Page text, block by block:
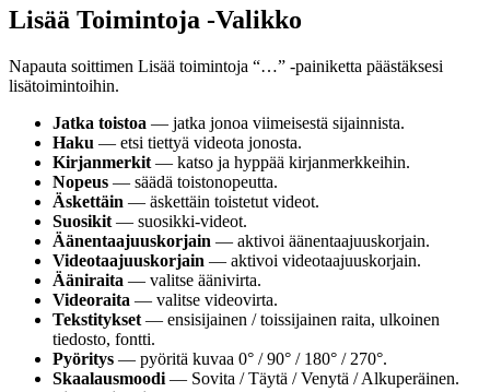
Lisää Toimintoja -Valikko
Napauta soittimen Lisää toimintoja “…” -painiketta päästäksesi
lisätoimintoihin.
Jatka toistoa — jatka jonoa viimeisestä sijainnista.
Haku — etsi tiettyä videota jonosta.
Kirjanmerkit — katso ja hyppää kirjanmerkkeihin.
Nopeus — säädä toistonopeutta.
Äskettäin — äskettäin toistetut videot.
Suosikit — suosikki-videot.
Äänentaajuuskorjain — aktivoi äänentaajuuskorjain.
Videotaajuuskorjain — aktivoi videotaajuuskorjain.
Ääniraita — valitse äänivirta.
Videoraita — valitse videovirta.
Tekstitykset — ensisijainen / toissijainen raita, ulkoinen
tiedosto, fontti.
Pyöritys — pyöritä kuvaa 0° / 90° / 180° / 270°.
Skaalausmoodi — Sovita / Täytä / Venytä / Alkuperäinen.